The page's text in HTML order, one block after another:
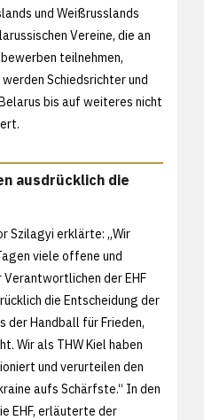
und Weißrusslands
Vereine, die an
teilnehmen,
Schiedsrichter und
bis auf weiteres nicht
ausdrücklich die
Szilagyi erklärte: „Wir
viele offene und
der EHF
die Entscheidung der
der Handball für Frieden,
Wir als THW Kiel haben
und verurteilen den
aufs Schärfste.“ In den
EHF, erläuterte der